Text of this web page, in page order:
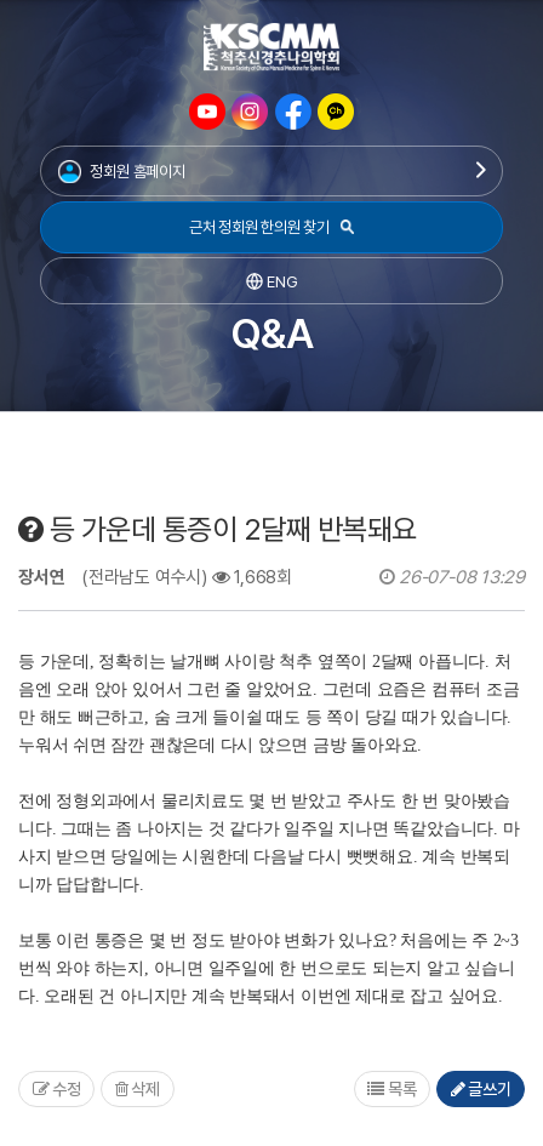
정회원 홈페이지
근처 정회원 한의원 찾기
ENG
Q&A
등 가운데 통증이 2달째 반복돼요
장서연 (전라남도 여수시) 1,668회 26-07-08 13:29
등 가운데, 정확히는 날개뼈 사이랑 척추 옆쪽이 2달째 아픕니다. 처
음엔 오래 앉아 있어서 그런 줄 알았어요. 그런데 요즘은 컴퓨터 조금
만 해도 뻐근하고, 숨 크게 들이쉴 때도 등 쪽이 당길 때가 있습니다.
누워서 쉬면 잠깐 괜찮은데 다시 앉으면 금방 돌아와요.
전에 정형외과에서 물리치료도 몇 번 받았고 주사도 한 번 맞아봤습
니다. 그때는 좀 나아지는 것 같다가 일주일 지나면 똑같았습니다. 마
사지 받으면 당일에는 시원한데 다음날 다시 뻣뻣해요. 계속 반복되
니까 답답합니다.
보통 이런 통증은 몇 번 정도 받아야 변화가 있나요? 처음에는 주 2~3
번씩 와야 하는지, 아니면 일주일에 한 번으로도 되는지 알고 싶습니
다. 오래된 건 아니지만 계속 반복돼서 이번엔 제대로 잡고 싶어요.
수정 삭제 목록 글쓰기